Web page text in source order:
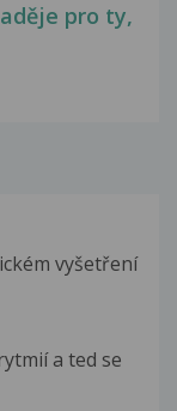
pro ty,
vyšetření
a ted se